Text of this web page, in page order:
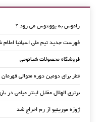
راموس به یوونتوس می رود ؟
فهرست جدید تیم ملی اسپانیا اعلام
فروشگاه محصولات شیائومی
قطر برای دومین دوره متوالی
برتری الهلال مقابل اینتر میامی در
ژوزه مورینیو از رم اخراج شد